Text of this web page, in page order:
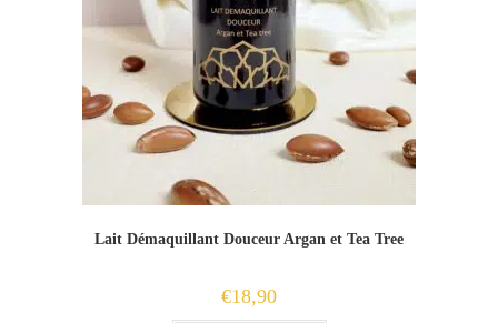
Lait Démaquillant Douceur Argan et Tea Tree
€18,90